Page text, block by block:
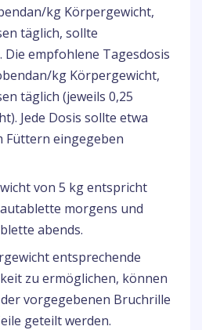
kg Körpergewicht,
täglich, sollte
empfohlene Tagesdosis
kg Körpergewicht,
täglich (jeweils 0,25
Jede Dosis sollte etwa
Füttern eingegeben
von 5 kg entspricht
morgens und
abends.
entsprechende
zu ermöglichen, können
vorgegebenen Bruchrille
geteilt werden.